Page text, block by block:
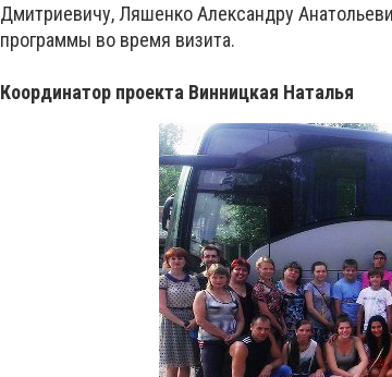
Дмитриевичу, Ляшенко Александру
программы во время визита.
Координатор проекта Винницкая Наталья